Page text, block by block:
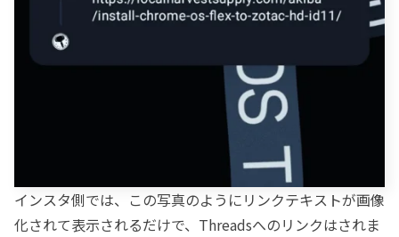
インスタ側では、この写真のようにリンクテキストが画像
化されて表示されるだけで、Threadsへのリンクはされま